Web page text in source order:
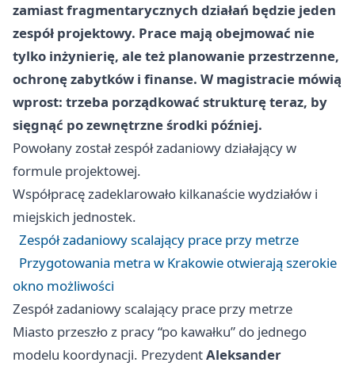
zamiast fragmentarycznych działań będzie jeden
zespół projektowy. Prace mają obejmować nie
tylko inżynierię, ale też planowanie przestrzenne,
ochronę zabytków i finanse. W magistracie mówią
wprost: trzeba porządkować strukturę teraz, by
sięgnąć po zewnętrzne środki później.
Powołany został zespół zadaniowy działający w
formule projektowej.
Współpracę zadeklarowało kilkanaście wydziałów i
miejskich jednostek.
Zespół zadaniowy scalający prace przy metrze
Przygotowania metra w Krakowie otwierają szerokie
okno możliwości
Zespół zadaniowy scalający prace przy metrze
Miasto przeszło z pracy “po kawałku” do jednego
modelu koordynacji. PrezydentAleksander